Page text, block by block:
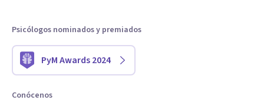
Psicólogos nominados y premiados
PyM Awards 2024
Conócenos